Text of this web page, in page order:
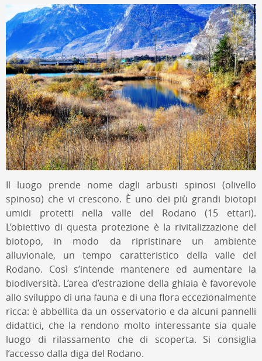
Il luogo prende nome dagli arbusti spinosi (olivello
spinoso) che vi crescono. È uno dei più grandi biotopi
umidi protetti nella valle del Rodano (15 ettari).
L’obiettivo di questa protezione è la rivitalizzazione del
biotopo, in modo da ripristinare un ambiente
alluvionale, un tempo caratteristico della valle del
Rodano. Così s’intende mantenere ed aumentare la
biodiversità. L’area d’estrazione della ghiaia è favorevole
allo sviluppo di una fauna e di una flora eccezionalmente
ricca: è abbellita da un osservatorio e da alcuni pannelli
didattici, che la rendono molto interessante sia quale
luogo di rilassamento che di scoperta. Si consiglia
l’accesso dalla diga del Rodano.